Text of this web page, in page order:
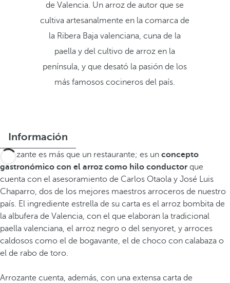
de Valencia. Un arroz de autor que se
cultiva artesanalmente en la comarca de
la Ribera Baja valenciana, cuna de la
paella y del cultivo de arroz en la
península, y que desató la pasión de los
más famosos cocineros del país.
Información
Arrozante es más que un restaurante; es un concepto
gastronómico con el arroz como hilo conductor que
cuenta con el asesoramiento de Carlos Otaola y José Luis
Chaparro, dos de los mejores maestros arroceros de nuestro
país. El ingrediente estrella de su carta es el arroz bombita de
la albufera de Valencia, con el que elaboran la tradicional
paella valenciana, el arroz negro o del senyoret, y arroces
caldosos como el de bogavante, el de choco con calabaza o
el de rabo de toro.
Arrozante cuenta, además, con una extensa carta de